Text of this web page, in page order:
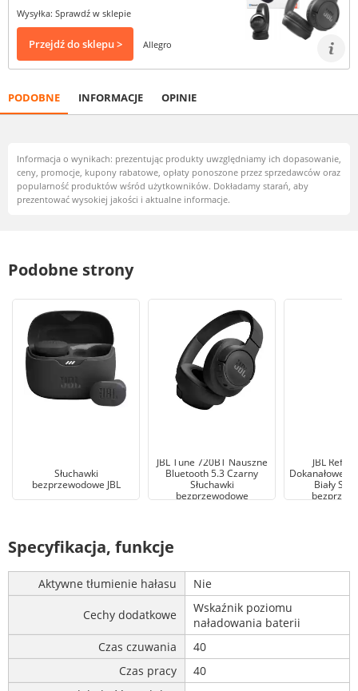
Wysyłka: Sprawdź w sklepie
Przejdź do sklepu > Allegro
PODOBNE INFORMACJE OPINIE
Informacja o wynikach: prezentując produkty uwzględniamy ich dopasowanie,
ceny, promocje, kupony rabatowe, opłaty ponoszone przez sprzedawców oraz
popularność produktów wśród użytkowników. Dokładamy starań, aby
prezentować wysokiej jakości i aktualne informacje.
Podobne strony
Słuchawki
bezprzewodowe JBL
JBL Tune 720BT Nauszne
Bluetooth 5.3 Czarny
Słuchawki
bezprzewodowe
JBL
Dokanałowe
Biały
Specyfikacja, funkcje
Aktywne tłumienie hałasu Nie
Cechy dodatkowe
Wskaźnik poziomu
naładowania baterii
Czas czuwania
40
Czas pracy
40